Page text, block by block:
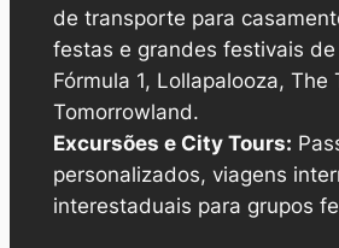
de transporte para
festas e grandes festivais
Fórmula 1, Lollapalooza, The
Tomorrowland.
Excursões e City Tours:
personalizados, viagens
interestaduais para grupos